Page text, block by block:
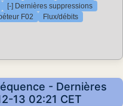
[-] Dernières suppressions
F02 Flux/débits
- Dernières
13 02:21 CET